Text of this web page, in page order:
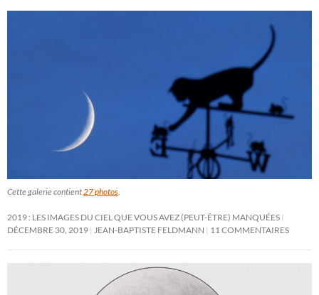
Cette galerie contient27 photos.
2019 : LES IMAGES DU CIEL QUE VOUS AVEZ (PEUT-ÊTRE) MANQUÉES
DÉCEMBRE 30, 2019 JEAN-BAPTISTE FELDMANN 11 COMMENTAIRES